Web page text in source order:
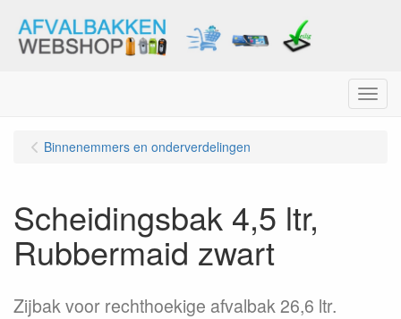
Menu
Binnenemmers en onderverdelingen
Scheidingsbak 4,5 ltr,
Rubbermaid zwart
Zijbak voor rechthoekige afvalbak 26,6 ltr.